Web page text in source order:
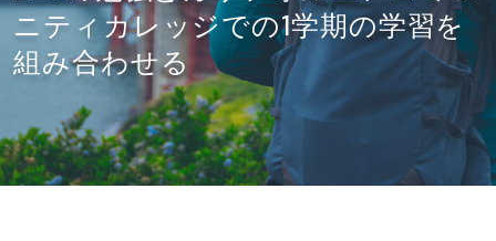
ニティカレッジでの1学期の学習を
組み合わせる